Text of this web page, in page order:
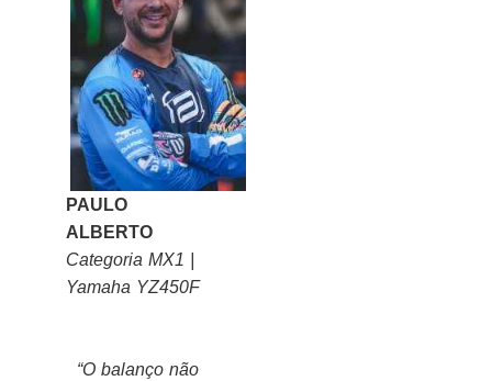
PAULO
ALBERTO
Categoria MX1 |
Yamaha YZ450F
“O balanço não